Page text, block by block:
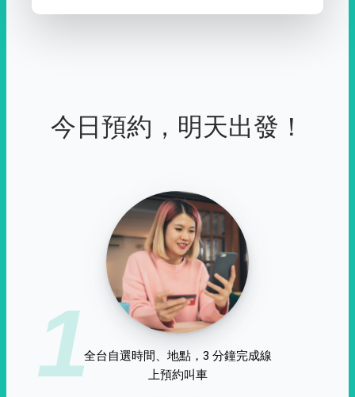
今日預約，明天出發！
1全台自選時間、地點，3 分鐘完成線
上預約叫車